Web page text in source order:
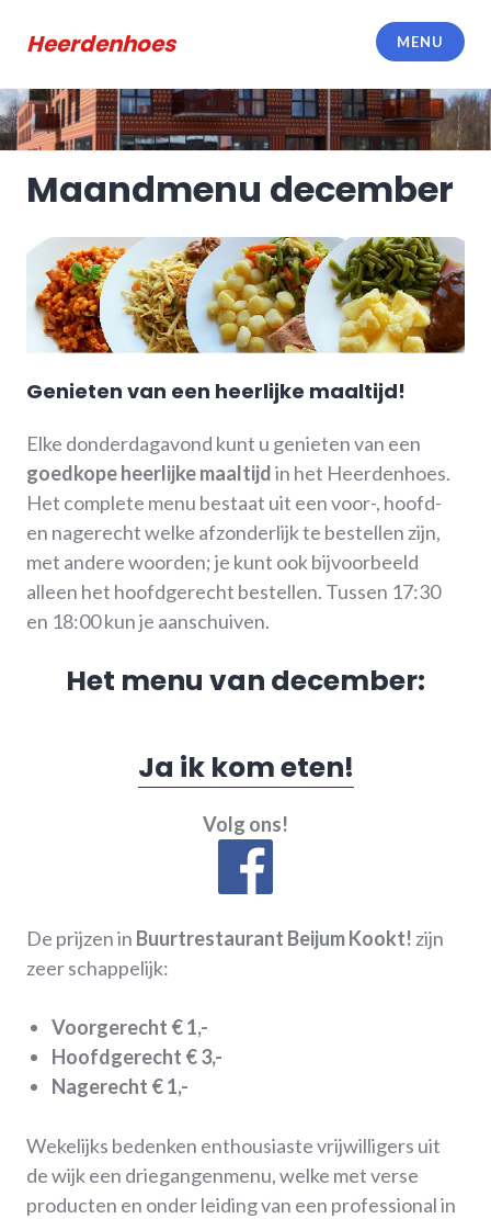
naar
inhoud
Heerdenhoes MENU
Maandmenu december
Genieten van een heerlijke maaltijd!
Elke donderdagavond kunt u genieten van een
goedkope heerlijke maaltijdin het Heerdenhoes.
Het complete menu bestaat uit een voor-, hoofd-
en nagerecht welke afzonderlijk te bestellen zijn,
met andere woorden; je kunt ook bijvoorbeeld
alleen het hoofdgerecht bestellen. Tussen 17:30
en 18:00 kun je aanschuiven.
Het menu van december:
Ja ik kom eten!
Volg ons!
De prijzen in Buurtrestaurant Beijum Kookt! zijn
zeer schappelijk:
Voorgerecht € 1,-
Hoofdgerecht € 3,-
Nagerecht € 1,-
Wekelijks bedenken enthousiaste vrijwilligers uit
de wijk een driegangenmenu, welke met verse
producten en onder leiding van een professional in